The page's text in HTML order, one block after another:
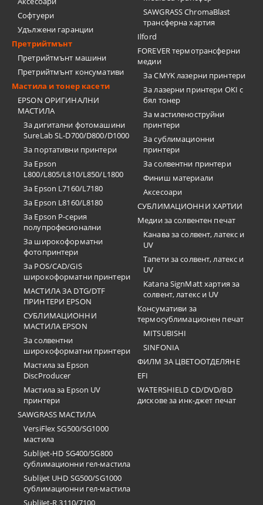
Софтуери
Удължени гаранции
Претрийтмънт
Претрийтмънт машини
Претрийтмънт консумативи
Мастила и тонер касети
EPSON ОРИГИНАЛНИ
МАСТИЛА
За дигитални фотомашини
SureLab SL-D700/D800/D1000
За портативни принтери
За Epson
L800/L805/L810/L850/L1800
За Epson L7160/L7180
За Epson L8160/L8180
За Epson P-серия
полупрофесионални
За широкоформатни
фотопринтери
За POS/CAD/GIS
широкоформатни принтери
МАСТИЛА ЗА DTG/DTF
ПРИНТЕРИ EPSON
СУБЛИМАЦИОННИ
МАСТИЛА EPSON
За солвентни
широкоформатни принтери
Мастила за Epson
DiscProducer
Мастила за Epson UV
принтери
SAWGRASS МАСТИЛА
VersiFlex SG500/SG1000
мастила
SubliJet-HD SG400/SG800
сублимационни гел-мастила
SubliJet UHD SG500/SG1000
сублимационни гел-мастила
SubliJet-R 3110/7100
SAWGRASS ChromaBlast
трансферна хартия
Ilford
FOREVER термотрансферни
медии
За CMYK лазерни принтери
За лазерни принтери OKI с
бял тонер
За мастиленоструйни
принтери
За сублимационни
принтери
За солвентни принтери
Финиш материали
Аксесоари
СУБЛИМАЦИОННИ ХАРТИИ
Медии за солвентен печат
Канава за солвент, латекс и
UV
Тапети за солвент, латекс и
UV
Katana SignMatt хартия за
солвент, латекс и UV
Консумативи за
термосублимационен печат
MITSUBISHI
SINFONIA
ФИЛМ ЗА ЦВЕТООТДЕЛЯНЕ
EFI
WATERSHIELD CD/DVD/BD
дискове за инк-джет печат